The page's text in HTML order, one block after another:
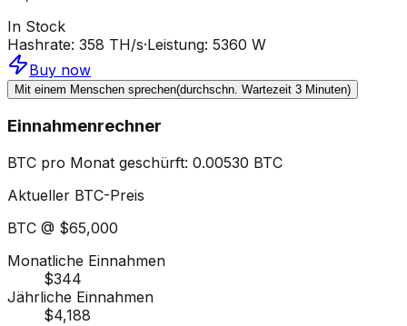
In Stock
Hashrate: 358 TH/s·Leistung: 5360 W
Buy now
Mit einem Menschen sprechen(durchschn. Wartezeit 3 Minuten)
Einnahmenrechner
BTC pro Monat geschürft: 0.00530 BTC
Aktueller BTC-Preis
BTC @ $65,000
Monatliche Einnahmen
$344
Jährliche Einnahmen
$4,188